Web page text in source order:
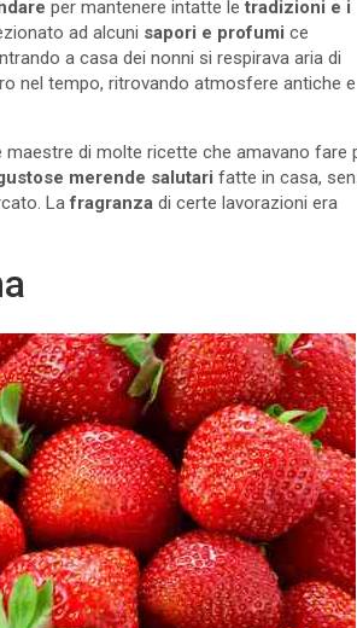
per mantenere intatte letradizioni e i
ad alcuni sapori e profumi ce
a casa dei nonni si respirava aria di
nel tempo, ritrovando atmosfere antiche e
di molte ricette che amavano fare
merende salutari fatte in casa,
Lafragranza di certe lavorazioni era